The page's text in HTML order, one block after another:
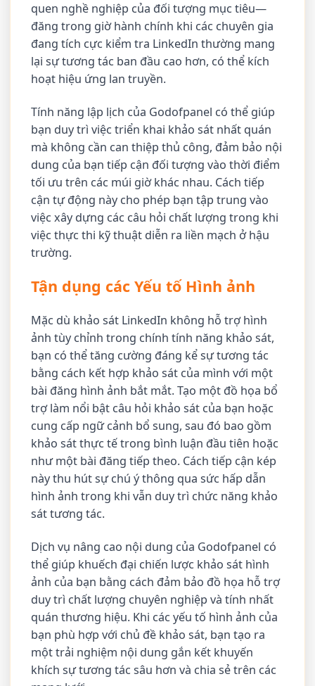
quen nghề nghiệp của đối tượng mục tiêu—
đăng trong giờ hành chính khi các chuyên gia
đang tích cực kiểm tra LinkedIn thường mang
lại sự tương tác ban đầu cao hơn, có thể kích
hoạt hiệu ứng lan truyền.
Tính năng lập lịch của Godofpanel có thể giúp
bạn duy trì việc triển khai khảo sát nhất quán
mà không cần can thiệp thủ công, đảm bảo nội
dung của bạn tiếp cận đối tượng vào thời điểm
tối ưu trên các múi giờ khác nhau. Cách tiếp
cận tự động này cho phép bạn tập trung vào
việc xây dựng các câu hỏi chất lượng trong khi
việc thực thi kỹ thuật diễn ra liền mạch ở hậu
trường.
Tận dụng các Yếu tố Hình ảnh
Mặc dù khảo sát LinkedIn không hỗ trợ hình
ảnh tùy chỉnh trong chính tính năng khảo sát,
bạn có thể tăng cường đáng kể sự tương tác
bằng cách kết hợp khảo sát của mình với một
bài đăng hình ảnh bắt mắt. Tạo một đồ họa bổ
trợ làm nổi bật câu hỏi khảo sát của bạn hoặc
cung cấp ngữ cảnh bổ sung, sau đó bao gồm
khảo sát thực tế trong bình luận đầu tiên hoặc
như một bài đăng tiếp theo. Cách tiếp cận kép
này thu hút sự chú ý thông qua sức hấp dẫn
hình ảnh trong khi vẫn duy trì chức năng khảo
sát tương tác.
Dịch vụ nâng cao nội dung của Godofpanel có
thể giúp khuếch đại chiến lược khảo sát hình
ảnh của bạn bằng cách đảm bảo đồ họa hỗ trợ
duy trì chất lượng chuyên nghiệp và tính nhất
quán thương hiệu. Khi các yếu tố hình ảnh của
bạn phù hợp với chủ đề khảo sát, bạn tạo ra
một trải nghiệm nội dung gắn kết khuyến
khích sự tương tác sâu hơn và chia sẻ trên các